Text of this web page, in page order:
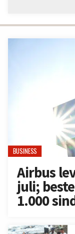
BUSINESS
Airbus
juli;
1.000